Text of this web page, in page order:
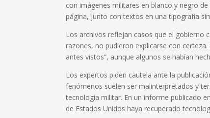
con imágenes militares en blanco y negro
página, junto con textos en una tipografía
Los archivos reflejan casos que el gobierno
razones, no pudieron explicarse con
antes vistos”, aunque algunos se habían
Los expertos piden cautela ante la
fenómenos suelen ser malinterpretados y
tecnología militar. En un informe publicado
de Estados Unidos haya recuperado